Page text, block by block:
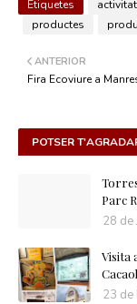
Etiquetes
productes
ANTERIOR
Fira Ecoviure a
POTSER
Parc
28 de
Visita
23 de